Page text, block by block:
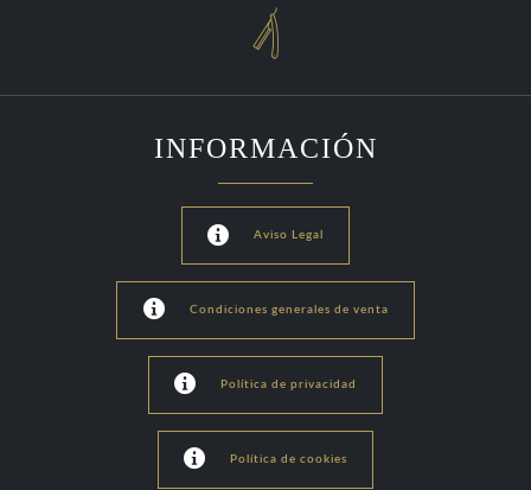

INFORMACIÓN
 Aviso Legal
 Condiciones generales de venta
 Política de privacidad
 Política de cookies